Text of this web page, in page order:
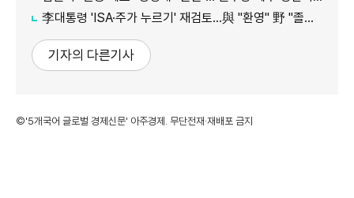
李대통령 'ISA·주가 누르기' 재검토…與 "환영" 野 "졸속 국정"
기자의 다른기사
©'5개국어 글로벌 경제신문' 아주경제. 무단전재·재배포 금지